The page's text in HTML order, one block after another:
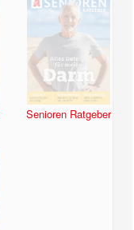
Senioren Ratgeber